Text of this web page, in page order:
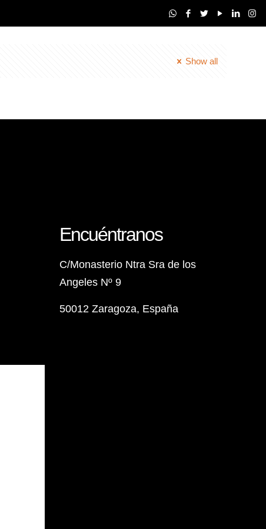
Show all
Encuéntranos
C/Monasterio Ntra Sra de los
Angeles Nº 9
50012 Zaragoza, España